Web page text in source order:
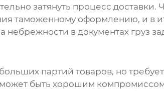
затянуть процесс
таможенному оформлению, и в
в документах груз
партий товаров, но
быть хорошим